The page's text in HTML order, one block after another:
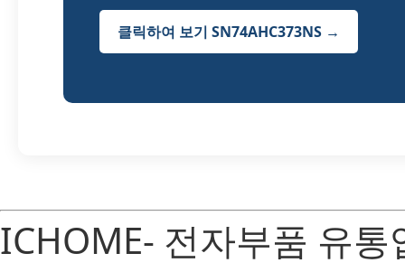
클릭하여 보기 SN74AHC373NS →
ICHOME- 전자부품 유